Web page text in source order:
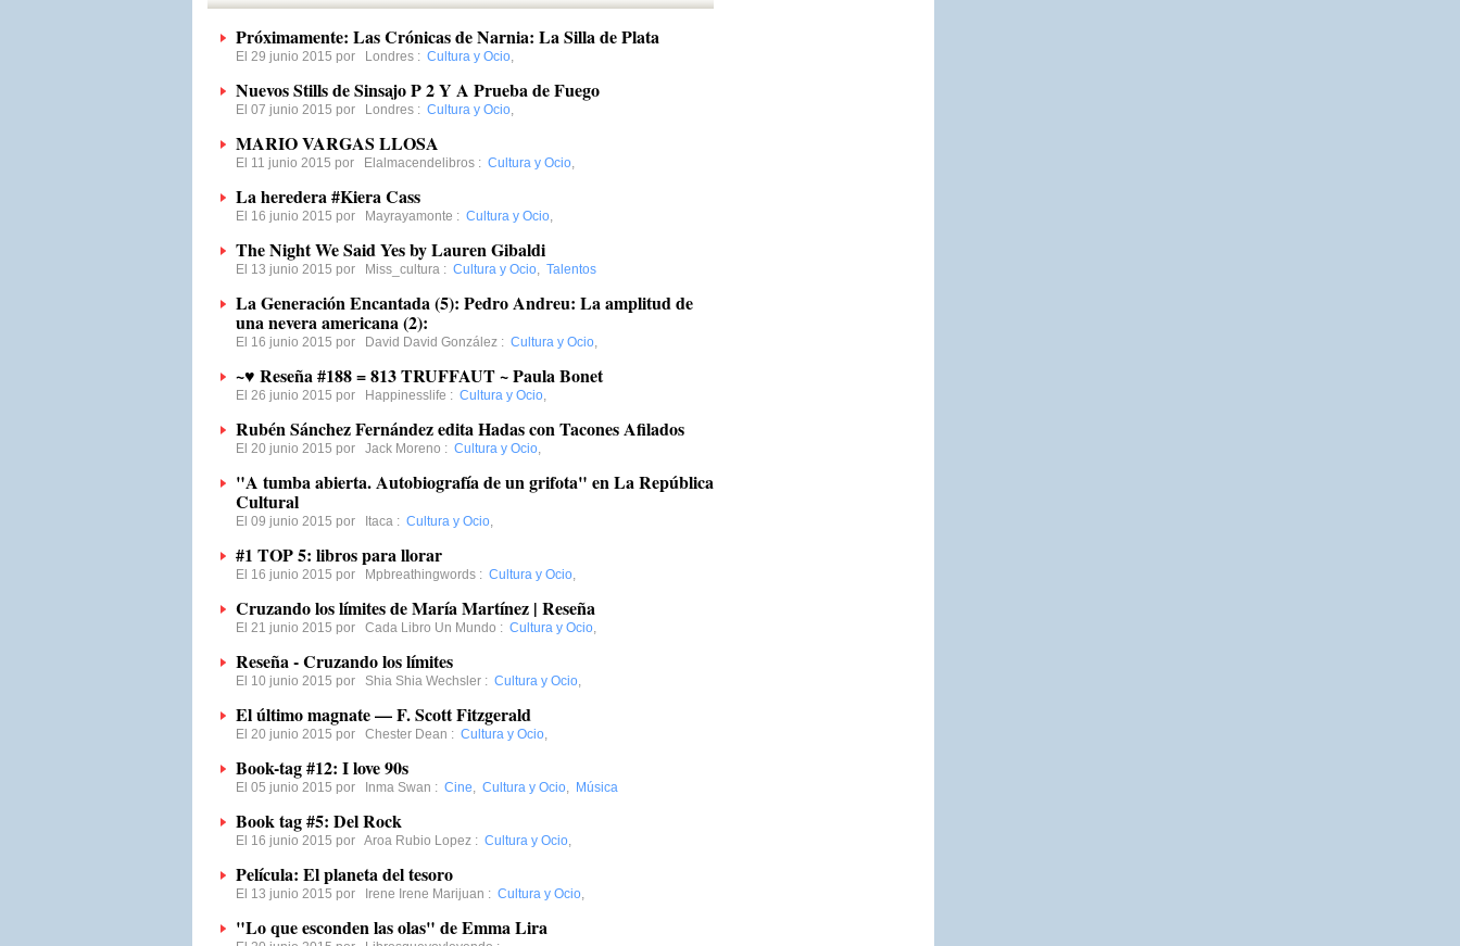
Próximamente: Las Crónicas de Narnia: La Silla de Plata
El 29 junio 2015 por Londres : Cultura y Ocio,
Nuevos Stills de Sinsajo P 2 Y A Prueba de Fuego
El 07 junio 2015 por Londres : Cultura y Ocio,
MARIO VARGAS LLOSA
El 11 junio 2015 por Elalmacendelibros : Cultura y Ocio,
La heredera #Kiera Cass
El 16 junio 2015 por Mayrayamonte : Cultura y Ocio,
The Night We Said Yes by Lauren Gibaldi
El 13 junio 2015 por Miss_cultura : Cultura y Ocio, Talentos
La Generación Encantada (5): Pedro Andreu: La amplitud de
una nevera americana (2):
El 16 junio 2015 por David David González : Cultura y Ocio,
~♥ Reseña #188 = 813 TRUFFAUT ~ Paula Bonet
El 26 junio 2015 por Happinesslife : Cultura y Ocio,
Rubén Sánchez Fernández edita Hadas con Tacones Afilados
El 20 junio 2015 por Jack Moreno : Cultura y Ocio,
"A tumba abierta. Autobiografía de un grifota" en La República
Cultural
El 09 junio 2015 por Itaca : Cultura y Ocio,
#1 TOP 5: libros para llorar
El 16 junio 2015 por Mpbreathingwords : Cultura y Ocio,
Cruzando los límites de María Martínez | Reseña
El 21 junio 2015 por Cada Libro Un Mundo : Cultura y Ocio,
Reseña - Cruzando los límites
El 10 junio 2015 por Shia Shia Wechsler : Cultura y Ocio,
El último magnate — F. Scott Fitzgerald
El 20 junio 2015 por Chester Dean : Cultura y Ocio,
Book-tag #12: I love 90s
El 05 junio 2015 por Inma Swan : Cine, Cultura y Ocio, Música
Book tag #5: Del Rock
El 16 junio 2015 por Aroa Rubio Lopez : Cultura y Ocio,
Película: El planeta del tesoro
El 13 junio 2015 por Irene Irene Marijuan : Cultura y Ocio,
"Lo que esconden las olas" de Emma Lira